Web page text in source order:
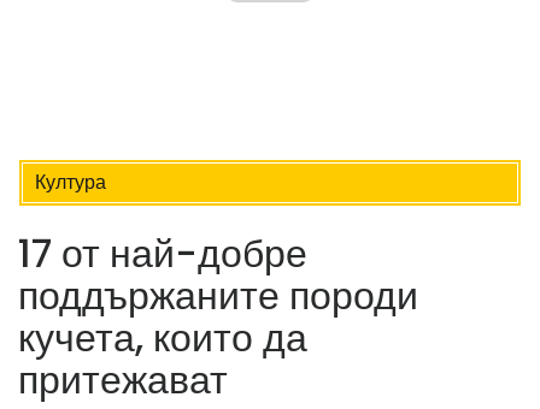
Култура
17 от най-добре
поддържаните породи
кучета, които да
притежават